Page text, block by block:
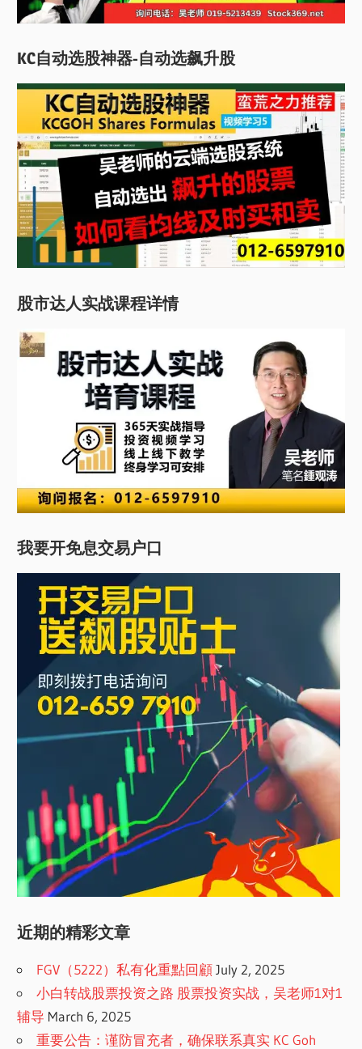
KC自动选股神器-自动选飙升股
股市达人实战课程详情
我要开免息交易户口
近期的精彩文章
FGV（5222）私有化重點回顧 July 2, 2025
小白转战股票投资之路 股票投资实战，吴老师1对1
辅导 March 6, 2025
重要公告：谨防冒充者，确保联系真实 KC Goh